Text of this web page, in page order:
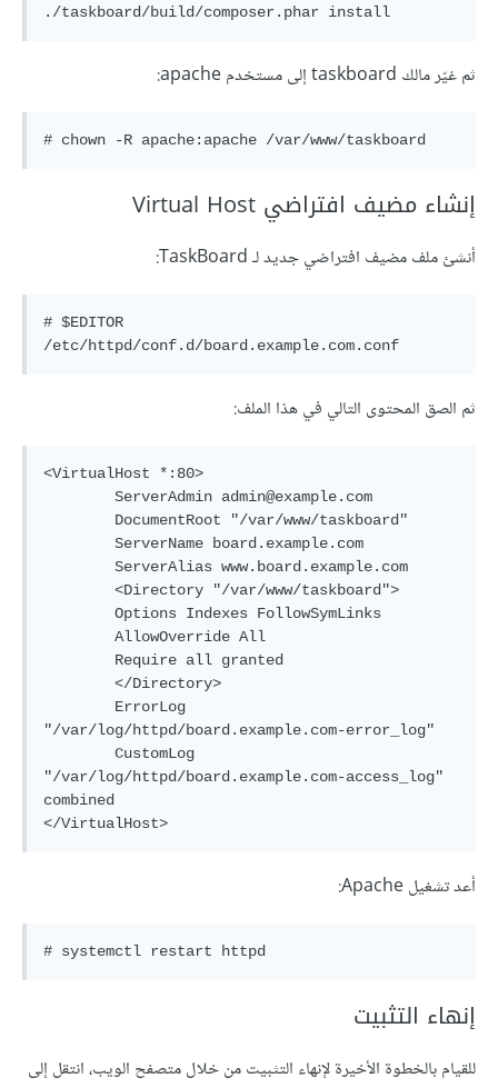
ثم غيّر مالك taskboard إلى مستخدم apache:
إنشاء مضيف افتراضي Virtual Host
أنشئ ملف مضيف افتراضي جديد لـ TaskBoard:
# $EDITOR
/etc/httpd/conf.d/board.example.com.conf
ثم الصق المحتوى التالي في هذا الملف:
<VirtualHost *:80>
"/var/log/httpd/board.example.com-error_log"
"/var/log/httpd/board.example.com-access_log"
combined
أعد تشغيل Apache:
إنهاء التثبيت
للقيام بالخطوة الأخيرة لإنهاء التثبيت من خلال متصفح الويب، انتقل إلى